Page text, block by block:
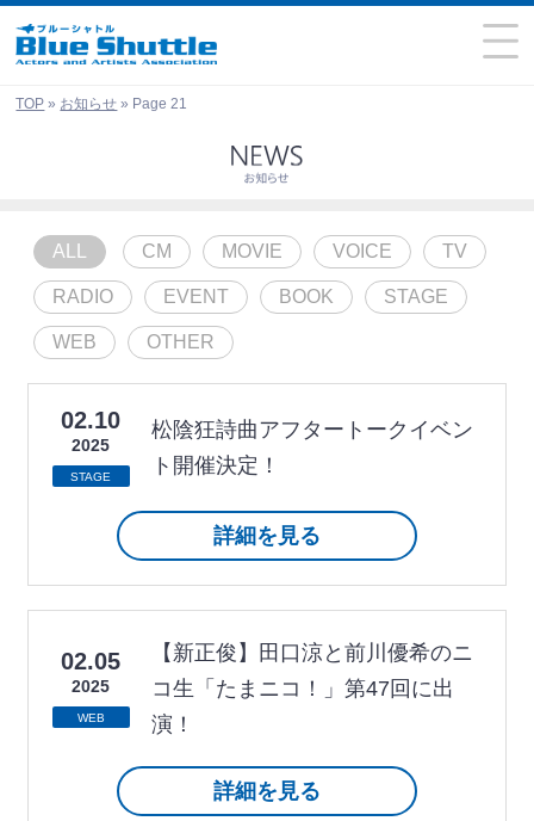
TOP » お知らせ » Page 21
ALL CM MOVIE VOICE TV
RADIO EVENT BOOK STAGE
WEB OTHER
02.10
2025
STAGE
松陰狂詩曲アフタートークイベン
ト開催決定！
詳細を見る
02.05
2025
WEB
【新正俊】田口涼と前川優希のニ
コ生「たまニコ！」第47回に出
演！
詳細を見る